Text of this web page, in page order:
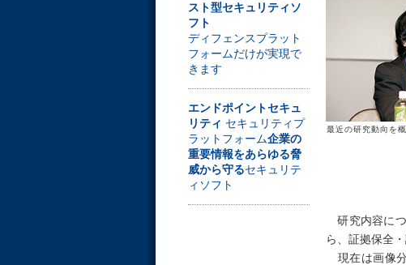
スト型セキュリティソ
フト
ディフェンスプラット
フォームだけが実現で
きます
エンドポイントセキュ
リティ セキュリティプ
ラットフォーム企業の
重要情報をあらゆる脅
威から守るセキュリテ
ィソフト
最近の研究動向を
研究内容に
ら、証拠保全
現在は画像